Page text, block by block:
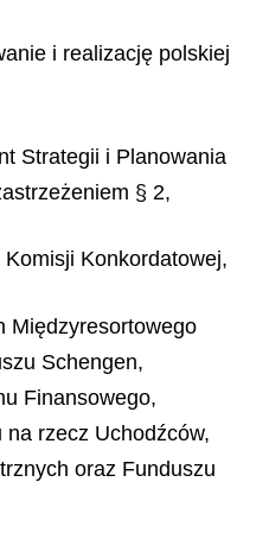
i realizację polskiej
Strategii i Planowania
§ 2,
Konkordatowej,
Międzyresortowego
Schengen,
Finansowego,
rzecz Uchodźców,
oraz Funduszu